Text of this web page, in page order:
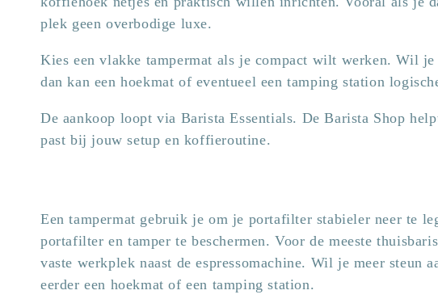
e
c
t
i
:
plek geen overbodige luxe.
Kies een vlakke tampermat als je compact wilt werken. Wil je
dan kan een hoekmat of eventueel een tamping station
De aankoop loopt via Barista Essentials. De Barista Shop
past bij jouw setup en koffieroutine.
Een tampermat gebruik je om je portafilter stabieler neer te
portafilter en tamper te beschermen. Voor de meeste
vaste werkplek naast de espressomachine. Wil je meer steun
eerder een hoekmat of een tamping station.